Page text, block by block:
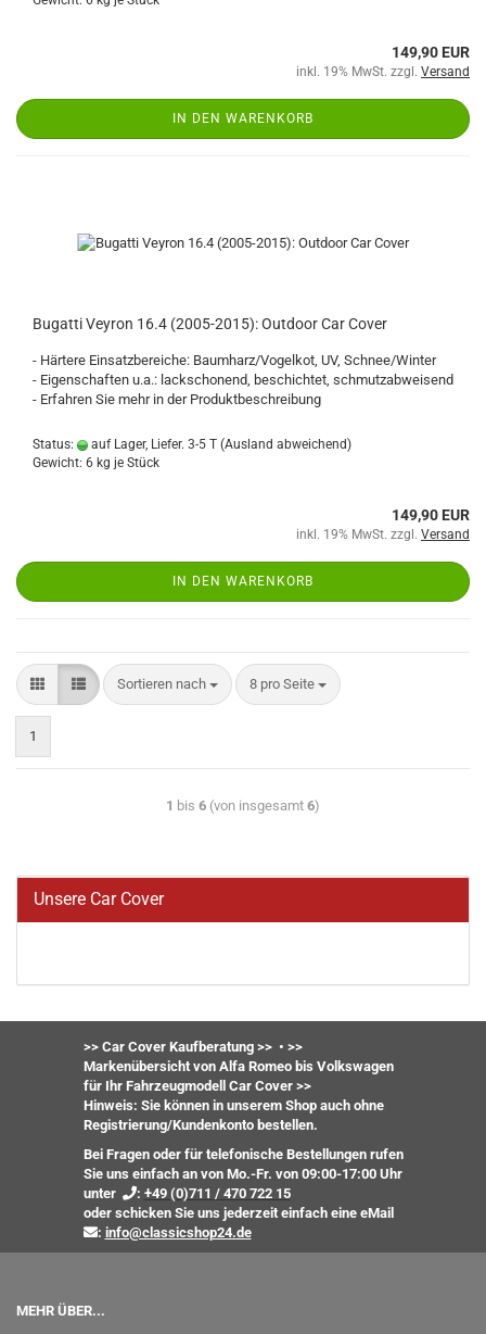
149,90 EUR
inkl. 19% MwSt. zzgl. Versand
IN DEN WARENKORB
Bugatti Veyron 16.4 (2005-2015): Outdoor Car Cover
- Härtere Einsatzbereiche: Baumharz/Vogelkot, UV, Schnee/Winter
- Eigenschaften u.a.: lackschonend, beschichtet, schmutzabweisend
- Erfahren Sie mehr in der Produktbeschreibung
Status: auf Lager, Liefer. 3-5 T (Ausland abweichend)
Gewicht: 6 kg je Stück
149,90 EUR
inkl. 19% MwSt. zzgl. Versand
IN DEN WARENKORB
Sortieren nach 8 pro Seite
1
1 bis 6 (von insgesamt 6)
Unsere Car Cover
>> Car Cover Kaufberatung >> • >>
Markenübersicht von Alfa Romeo bis Volkswagen
für Ihr Fahrzeugmodell Car Cover >>
Hinweis: Sie können in unserem Shop auch ohne
Registrierung/Kundenkonto bestellen.
Bei Fragen oder für telefonische Bestellungen rufen
Sie uns einfach an von Mo.-Fr. von 09:00-17:00 Uhr
unter
: +49 (0)711 / 470 722 15
oderschicken Sie uns jederzeit einfach eine eMail
: info@classicshop24.de
MEHR ÜBER...